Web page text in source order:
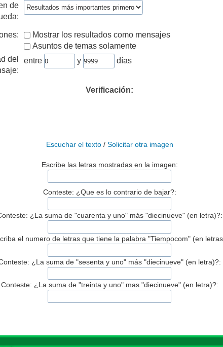
de
Mostrar los resultados como mensajes
Asuntos de temas solamente
del
entre y días
Verificación:
Escuchar el texto/ Solicitar otra imagen
Escribe las letras mostradas en la imagen:
Conteste: ¿Que es lo contrario de bajar?:
¿La suma de "cuarenta y uno" más "diecinueve" (en letra)?:
el numero de letras que tiene la palabra "Tiempocom" (en
¿La suma de "sesenta y uno" más "diecinueve" (en letra)?:
Conteste: ¿La suma de "treinta y uno" mas "diecinueve" (en letra)?: